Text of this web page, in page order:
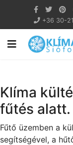
+36 30-
Klíma
fűtés alatt.
Fűtő üzemben a
segítségével, a